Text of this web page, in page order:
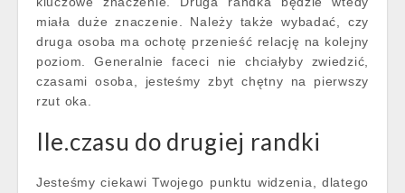
miała duże znaczenie. Należy także wybadać, czy
druga osoba ma ochotę przenieść relację na kolejny
poziom. Generalnie faceci nie chciałyby zwiedzić,
czasami osoba, jesteśmy zbyt chętny na pierwszy
rzut oka.
Ile.czasu do drugiej randki
Jesteśmy ciekawi Twojego punktu widzenia, dlatego